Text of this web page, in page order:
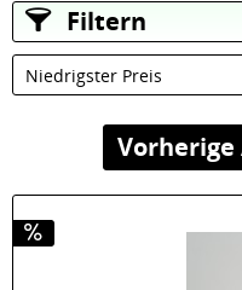
Filtern
Niedrigster Preis